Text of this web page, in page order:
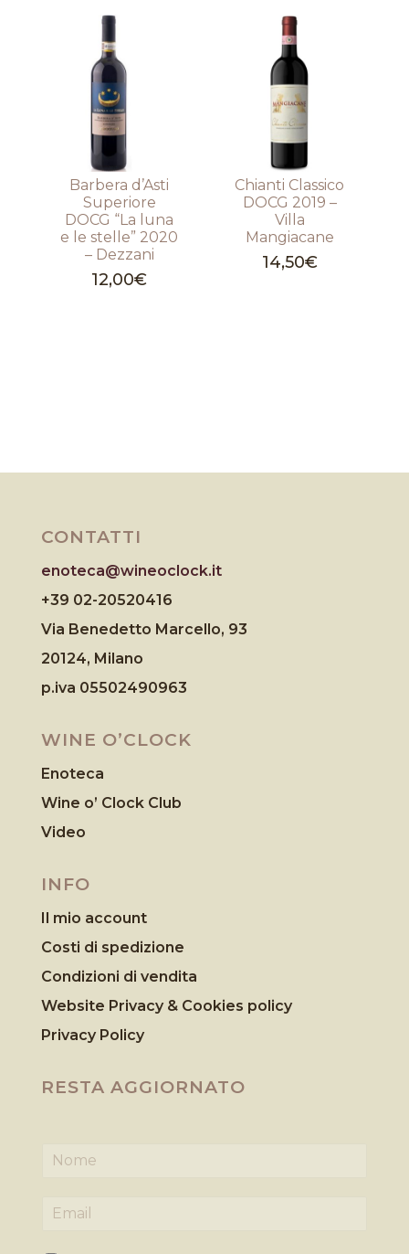
Barbera d’Asti
Superiore
DOCG “La luna
e le stelle” 2020
– Dezzani
12,00€
Chianti Classico
DOCG 2019 –
Villa
Mangiacane
14,50€
CONTATTI
enoteca@wineoclock.it
+39 02-20520416
Via Benedetto Marcello, 93
20124, Milano
p.iva 05502490963
WINE O’CLOCK
Enoteca
Wine o’ Clock Club
Video
INFO
Il mio account
Costi di spedizione
Condizioni di vendita
Website Privacy & Cookies policy
Privacy Policy
RESTA AGGIORNATO
m